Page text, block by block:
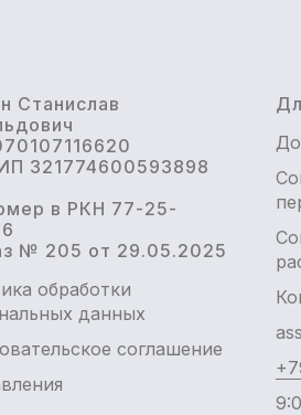
Станислав
321774600593898
в РКН 77-25-
№ 205 от 29.05.2025
обработки
данных
соглашение